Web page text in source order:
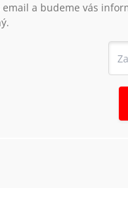
email a budeme vás